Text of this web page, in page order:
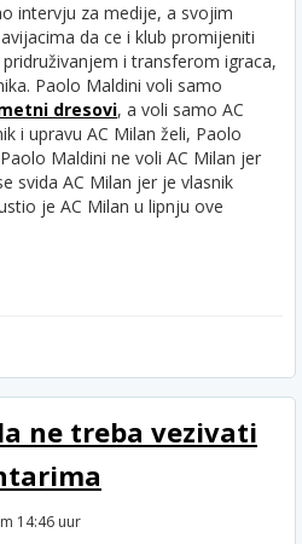
intervju za medije, a svojim
da ce i klub promijeniti
i transferom igraca,
Paolo Maldini voli samo
dresovi, a voli samo AC
i upravu AC Milan želi, Paolo
Maldini ne voli AC Milan jer
svida AC Milan jer je vlasnik
je AC Milan u lipnju ove
ne treba vezivati
14:46 uur